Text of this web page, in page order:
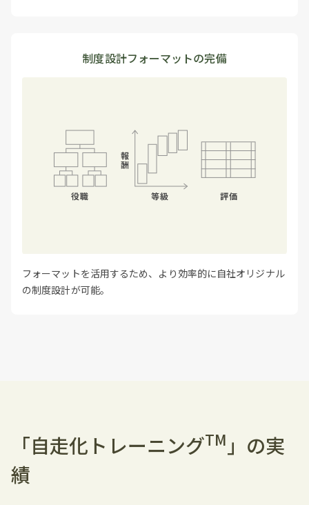
制度設計フォーマットの完備
フォーマットを活用するため、より効率的に自社オリジナル
の制度設計が可能。
「自走化トレーニングTM 」の実
績